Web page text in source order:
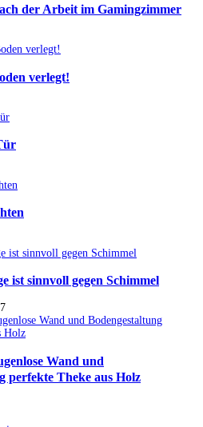
der Arbeit im Gamingzimmer
verlegt!
ist sinnvoll gegen Schimmel
Wand und
perfekte Theke aus Holz